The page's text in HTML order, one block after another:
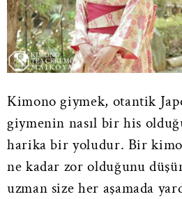
Kimono giymek, otantik
giymenin nasıl bir his
harika bir yoludur. Bir
ne kadar zor olduğunu
uzman size her aşamada